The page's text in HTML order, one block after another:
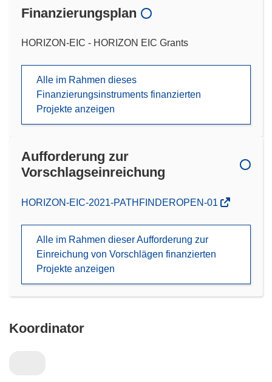
Finanzierungsplan
HORIZON-EIC - HORIZON EIC Grants
Alle im Rahmen dieses
Finanzierungsinstruments finanzierten
Projekte anzeigen
Aufforderung zur
Vorschlagseinreichung
(öffnet
Fenster)
HORIZON-EIC-2021-PATHFINDEROPEN-01
Alle im Rahmen dieser Aufforderung zur
Einreichung von Vorschlägen finanzierten
Projekte anzeigen
Koordinator